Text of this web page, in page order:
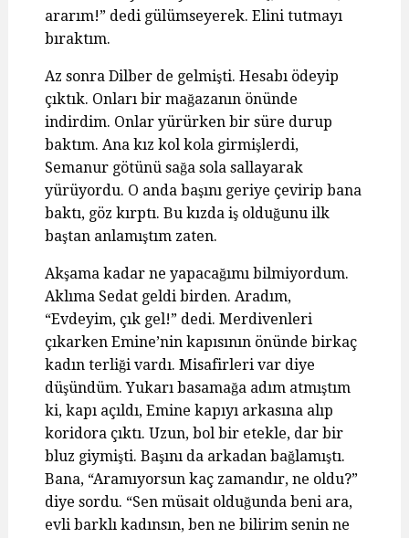
ararım!” dedi gülümseyerek. Elini tutmayı
bıraktım.
Az sonra Dilber de gelmişti. Hesabı ödeyip
çıktık. Onları bir mağazanın önünde
indirdim. Onlar yürürken bir süre durup
baktım. Ana kız kol kola girmişlerdi,
Semanur götünü sağa sola sallayarak
yürüyordu. O anda başını geriye çevirip bana
baktı, göz kırptı. Bu kızda iş olduğunu ilk
baştan anlamıştım zaten.
Akşama kadar ne yapacağımı bilmiyordum.
Aklıma Sedat geldi birden. Aradım,
“Evdeyim, çık gel!” dedi. Merdivenleri
çıkarken Emine’nin kapısının önünde birkaç
kadın terliği vardı. Misafirleri var diye
düşündüm. Yukarı basamağa adım atmıştım
ki, kapı açıldı, Emine kapıyı arkasına alıp
koridora çıktı. Uzun, bol bir etekle, dar bir
bluz giymişti. Başını da arkadan bağlamıştı.
Bana, “Aramıyorsun kaç zamandır, ne oldu?”
diye sordu. “Sen müsait olduğunda beni ara,
evli barklı kadınsın, ben ne bilirim senin ne